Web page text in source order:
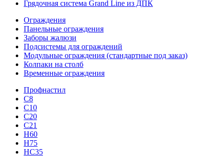
Грядочная система Grand Line из ДПК
Ограждения
Панельные ограждения
Заборы жалюзи
Подсистемы для ограждений
Модульные ограждения (стандартные под заказ)
Колпаки на столб
Временные ограждения
Профнастил
С8
С10
С20
С21
H60
H75
HС35